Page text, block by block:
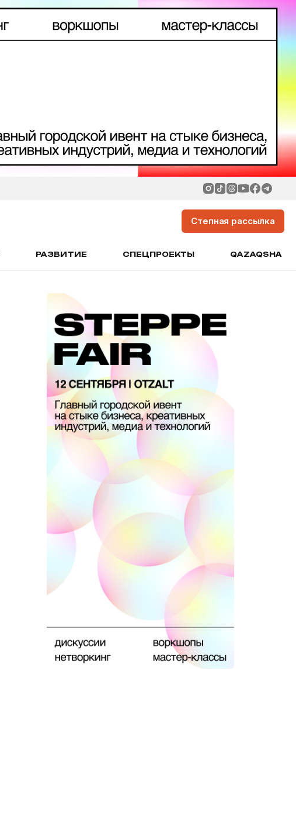
Степная рассылка
РАЗВИТИЕ СПЕЦПРОЕКТЫ QAZAQSHA